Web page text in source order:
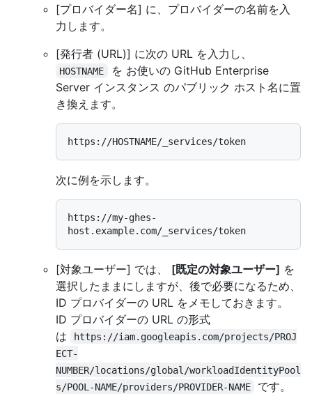
[プロバイダー名] に、プロバイダーの名前を入
力します。
[発行者 (URL)] に次の URL を入力し、
HOSTNAME
を お使いの GitHub Enterprise
Server インスタンス のパブリック ホスト名に置
き換えます。
次に例を示します。
https://my-ghes-
[対象ユーザー] では、 [既定の対象ユーザー] を
選択したままにしますが、後で必要になるため、
ID プロバイダーの URL をメモしておきます。
ID プロバイダーの URL の形式
は
https://iam.googleapis.com/projects/PROJ
ECT-
NUMBER/locations/global/workloadIdentityPool
s/POOL-NAME/providers/PROVIDER-NAME
です。